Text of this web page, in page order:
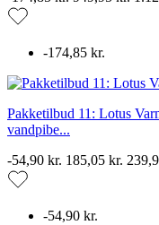
-174,85 kr.
Pakketilbud 11: Lotus
vandpibe...
-54,90 kr. 185,05 kr.
-54,90 kr.